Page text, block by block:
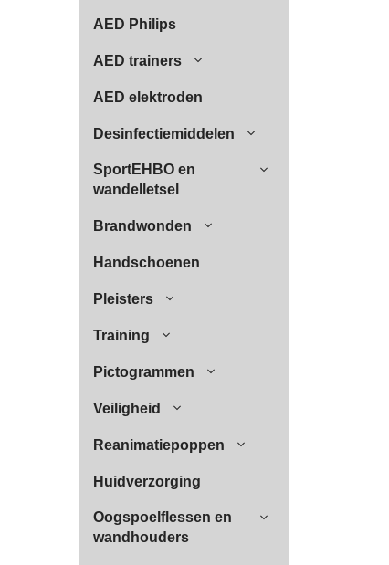
AED Philips
AED trainers
AED elektroden
Desinfectiemiddelen
SportEHBO en
wandelletsel
Brandwonden
Handschoenen
Pleisters
Training
Pictogrammen
Veiligheid
Reanimatiepoppen
Huidverzorging
Oogspoelflessen en
wandhouders